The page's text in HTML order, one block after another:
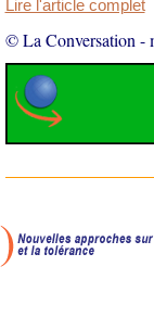
Lire l'article complet
© La Conversation -